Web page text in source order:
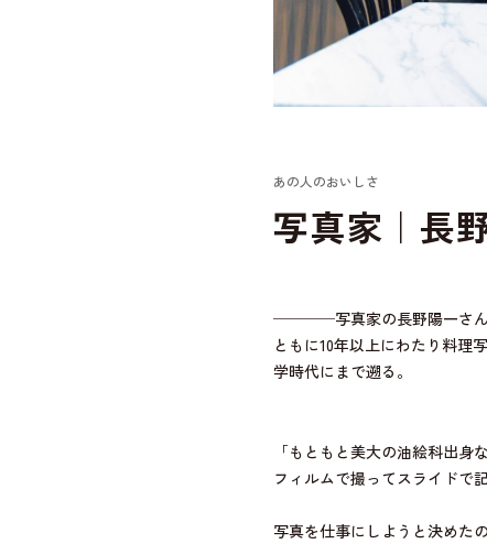
あの人のおいしさ
写真家｜長
────写真家の長野陽一さん
ともに10年以上にわたり料理
学時代にまで遡る。
「もともと美大の油絵科出
フィルムで撮ってスライドで
写真を仕事にしようと決めた